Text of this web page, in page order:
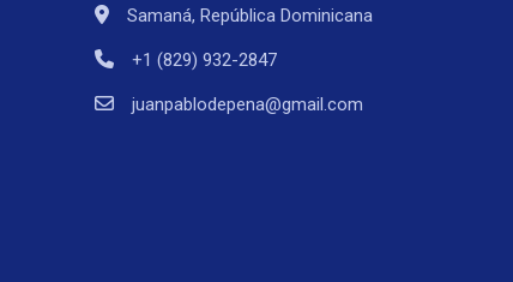
Samaná, República Dominicana
+1 (829) 932-2847
juanpablodepena@gmail.com